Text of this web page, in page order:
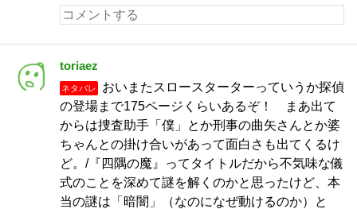
toriaez
ネタバレ
おいまたスロースターターっていうか探偵
の登場まで175ページくらいあるぞ！ まあ出て
からは捜査助手「僕」とか刑事の曲矢さんとか婆
ちゃんとの掛け合いがあって面白さも出てくるけ
ど。/『四隅の魔』ってタイトルだから不気味な儀
式のことを深めて謎を解くのかと思ったけど、本
当の謎は「暗闇」（なのになぜ動けるのか）と